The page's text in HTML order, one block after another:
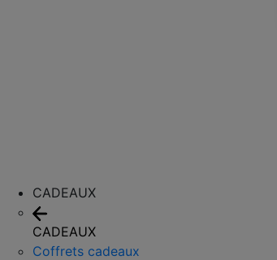
CADEAUX
CADEAUX
Coffrets cadeaux